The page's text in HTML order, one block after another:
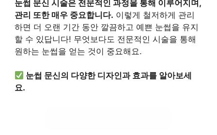
눈썹 문신 시술은 전문적인 과정을 통해 이루어지며,
관리 또한 매우 중요합니다. 이렇게 철저하게 관리
하면 더 오랜 기간 동안 깔끔하고 예쁜 눈썹을 유지
할 수 있답니다! 무엇보다도 전문적인 시술을 통해
원하는 눈썹을 얻는 것이 중요해요.
눈썹 문신의 다양한 디자인과 효과를 알아보세
요.